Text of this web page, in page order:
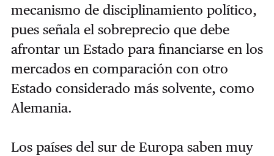
mecanismo de disciplinamiento político,
pues señala el sobreprecio que debe
afrontar un Estado para financiarse en los
mercados en comparación con otro
Estado considerado más solvente, como
Alemania.
Los países del sur de Europa saben muy